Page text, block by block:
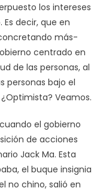
los intereses
decir, que en
más-
centrado en
de las personas, al
personas bajo el
Veamos.
el gobierno
de acciones
Jack Ma. Esta
el buque insignia
no chino, salió en